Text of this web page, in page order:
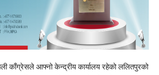
काँग्रेसले आफ्नो केन्द्रीय कार्यालय रहेको ललितपुरको